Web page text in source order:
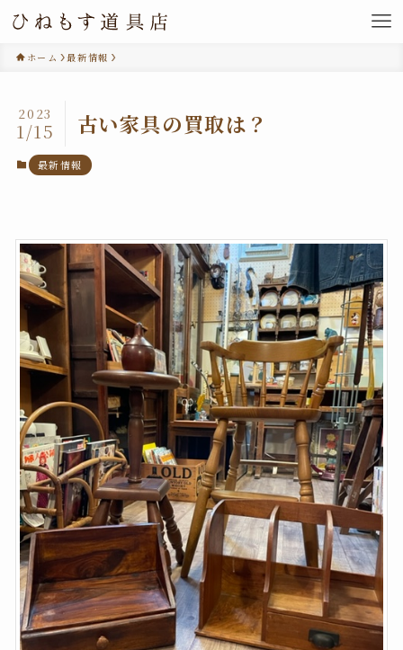
ホーム 最新情報
古い家具の買取は？
2023
1/15
最新情報